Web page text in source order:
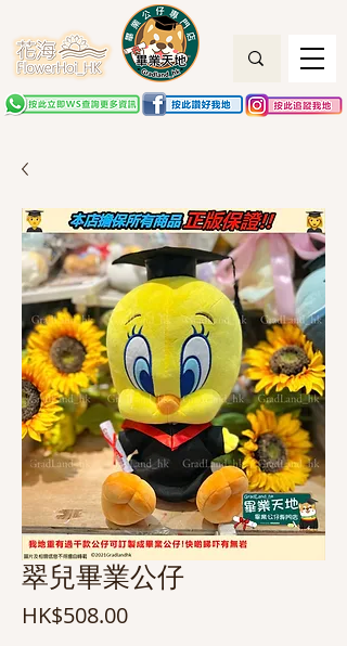
翠兒畢業公仔
HK$508.00價